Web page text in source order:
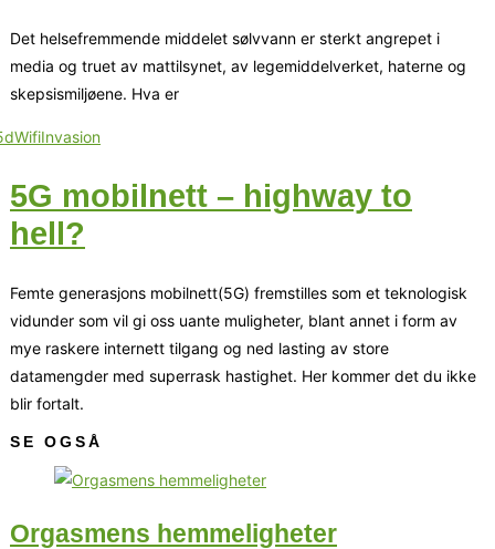
Det helsefremmende middelet sølvvann er sterkt angrepet i
media og truet av mattilsynet, av legemiddelverket, haterne og
skepsismiljøene. Hva er
5G mobilnett – highway to
hell?
Femte generasjons mobilnett(5G) fremstilles som et teknologisk
vidunder som vil gi oss uante muligheter, blant annet i form av
mye raskere internett tilgang og ned lasting av store
datamengder med superrask hastighet. Her kommer det du ikke
blir fortalt.
SE OGSÅ
Orgasmens hemmeligheter